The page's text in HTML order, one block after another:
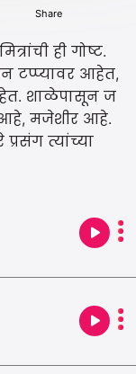
Share
ही गोष्ट.
टप्प्यावर आहेत,
शाळेपासून ज
आहे, मजेशीर आहे.
त्यांच्या
चला मग, एक
- समीर